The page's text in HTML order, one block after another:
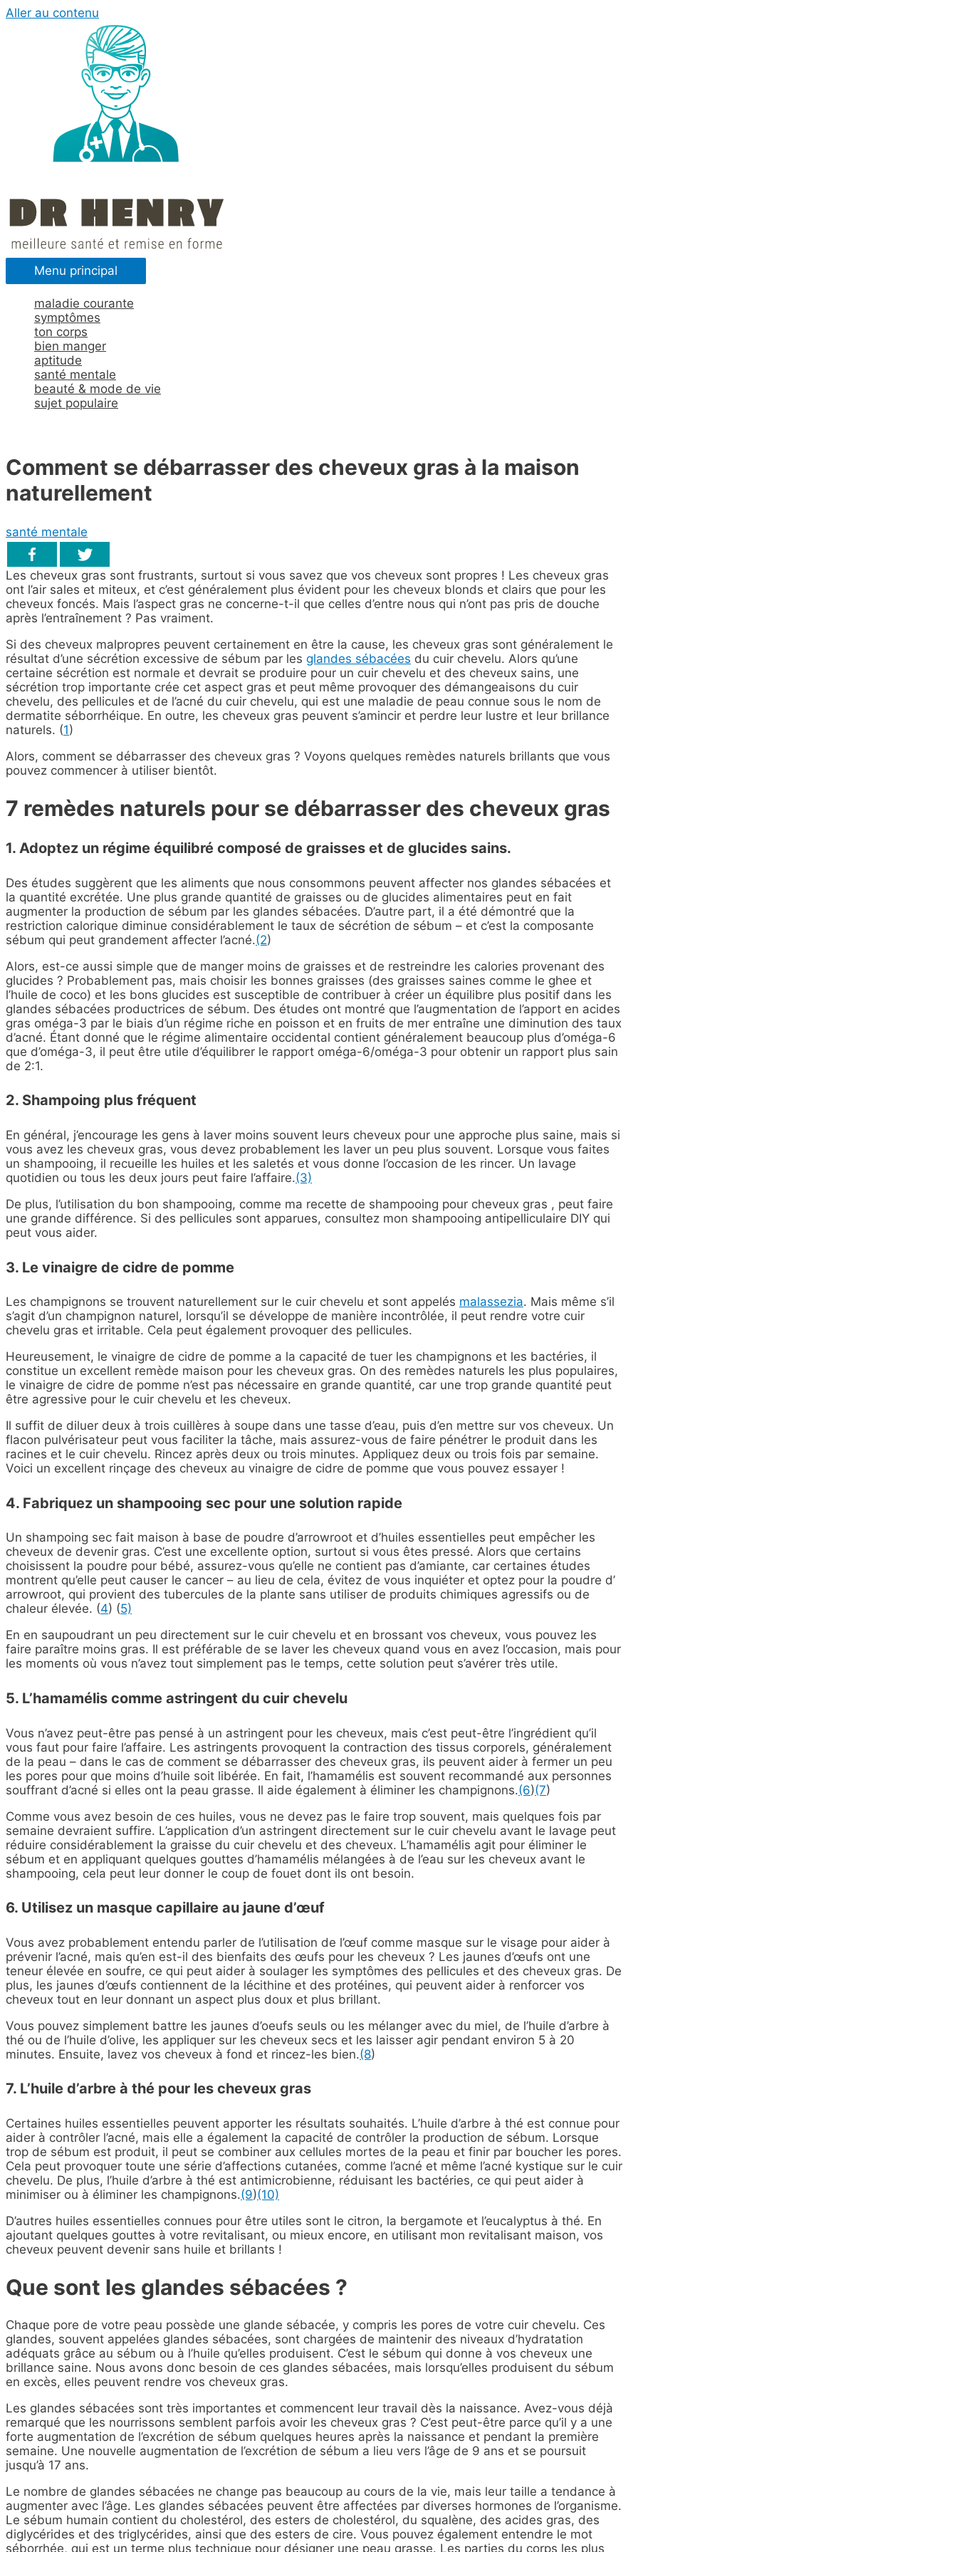
Aller au contenu
Menu principal
maladie courante
symptômes
ton corps
bien manger
aptitude
santé mentale
beauté & mode de vie
sujet populaire
Comment se débarrasser des cheveux gras à la maison
naturellement
santé mentale
Les cheveux gras sont frustrants, surtout si vous savez que vos cheveux sont propres ! Les cheveux gras
ont l’air sales et miteux, et c’est généralement plus évident pour les cheveux blonds et clairs que pour les
cheveux foncés. Mais l’aspect gras ne concerne-t-il que celles d’entre nous qui n’ont pas pris de douche
après l’entraînement ? Pas vraiment.
Si des cheveux malpropres peuvent certainement en être la cause, les cheveux gras sont généralement le
résultat d’une sécrétion excessive de sébum par les glandes sébacées du cuir chevelu. Alors qu’une
certaine sécrétion est normale et devrait se produire pour un cuir chevelu et des cheveux sains, une
sécrétion trop importante crée cet aspect gras et peut même provoquer des démangeaisons du cuir
chevelu, des pellicules et de l’acné du cuir chevelu, qui est une maladie de peau connue sous le nom de
dermatite séborrhéique. En outre, les cheveux gras peuvent s’amincir et perdre leur lustre et leur brillance
naturels. (1)
Alors, comment se débarrasser des cheveux gras ? Voyons quelques remèdes naturels brillants que vous
pouvez commencer à utiliser bientôt.
7 remèdes naturels pour se débarrasser des cheveux gras
1. Adoptez un régime équilibré composé de graisses et de glucides sains.
Des études suggèrent que les aliments que nous consommons peuvent affecter nos glandes sébacées et
la quantité excrétée. Une plus grande quantité de graisses ou de glucides alimentaires peut en fait
augmenter la production de sébum par les glandes sébacées. D’autre part, il a été démontré que la
restriction calorique diminue considérablement le taux de sécrétion de sébum – et c’est la composante
sébum qui peut grandement affecter l’acné.(2)
Alors, est-ce aussi simple que de manger moins de graisses et de restreindre les calories provenant des
glucides ? Probablement pas, mais choisir les bonnes graisses (des graisses saines comme le ghee et
l’huile de coco) et les bons glucides est susceptible de contribuer à créer un équilibre plus positif dans les
glandes sébacées productrices de sébum. Des études ont montré que l’augmentation de l’apport en acides
gras oméga-3 par le biais d’un régime riche en poisson et en fruits de mer entraîne une diminution des taux
d’acné. Étant donné que le régime alimentaire occidental contient généralement beaucoup plus d’oméga-6
que d’oméga-3, il peut être utile d’équilibrer le rapport oméga-6/oméga-3 pour obtenir un rapport plus sain
de 2:1.
2. Shampoing plus fréquent
En général, j’encourage les gens à laver moins souvent leurs cheveux pour une approche plus saine, mais si
vous avez les cheveux gras, vous devez probablement les laver un peu plus souvent. Lorsque vous faites
un shampooing, il recueille les huiles et les saletés et vous donne l’occasion de les rincer. Un lavage
quotidien ou tous les deux jours peut faire l’affaire.(3)
De plus, l’utilisation du bon shampooing, comme ma recette de shampooing pour cheveux gras , peut faire
une grande différence. Si des pellicules sont apparues, consultez mon shampooing antipelliculaire DIY qui
peut vous aider.
3. Le vinaigre de cidre de pomme
Les champignons se trouvent naturellement sur le cuir chevelu et sont appelés malassezia. Mais même s’il
s’agit d’un champignon naturel, lorsqu’il se développe de manière incontrôlée, il peut rendre votre cuir
chevelu gras et irritable. Cela peut également provoquer des pellicules.
Heureusement, le vinaigre de cidre de pomme a la capacité de tuer les champignons et les bactéries, il
constitue un excellent remède maison pour les cheveux gras. On des remèdes naturels les plus populaires,
le vinaigre de cidre de pomme n’est pas nécessaire en grande quantité, car une trop grande quantité peut
être agressive pour le cuir chevelu et les cheveux.
Il suffit de diluer deux à trois cuillères à soupe dans une tasse d’eau, puis d’en mettre sur vos cheveux. Un
flacon pulvérisateur peut vous faciliter la tâche, mais assurez-vous de faire pénétrer le produit dans les
racines et le cuir chevelu. Rincez après deux ou trois minutes. Appliquez deux ou trois fois par semaine.
Voici un excellent rinçage des cheveux au vinaigre de cidre de pomme que vous pouvez essayer !
4. Fabriquez un shampooing sec pour une solution rapide
Un shampoing sec fait maison à base de poudre d’arrowroot et d’huiles essentielles peut empêcher les
cheveux de devenir gras. C’est une excellente option, surtout si vous êtes pressé. Alors que certains
choisissent la poudre pour bébé, assurez-vous qu’elle ne contient pas d’amiante, car certaines études
montrent qu’elle peut causer le cancer – au lieu de cela, évitez de vous inquiéter et optez pour la poudre d’
arrowroot, qui provient des tubercules de la plante sans utiliser de produits chimiques agressifs ou de
chaleur élevée. (4) (5)
En en saupoudrant un peu directement sur le cuir chevelu et en brossant vos cheveux, vous pouvez les
faire paraître moins gras. Il est préférable de se laver les cheveux quand vous en avez l’occasion, mais pour
les moments où vous n’avez tout simplement pas le temps, cette solution peut s’avérer très utile.
5. L’hamamélis comme astringent du cuir chevelu
Vous n’avez peut-être pas pensé à un astringent pour les cheveux, mais c’est peut-être l’ingrédient qu’il
vous faut pour faire l’affaire. Les astringents provoquent la contraction des tissus corporels, généralement
de la peau – dans le cas de comment se débarrasser des cheveux gras, ils peuvent aider à fermer un peu
les pores pour que moins d’huile soit libérée. En fait, l’hamamélis est souvent recommandé aux personnes
souffrant d’acné si elles ont la peau grasse. Il aide également à éliminer les champignons.(6)(7)
Comme vous avez besoin de ces huiles, vous ne devez pas le faire trop souvent, mais quelques fois par
semaine devraient suffire. L’application d’un astringent directement sur le cuir chevelu avant le lavage peut
réduire considérablement la graisse du cuir chevelu et des cheveux. L’hamamélis agit pour éliminer le
sébum et en appliquant quelques gouttes d’hamamélis mélangées à de l’eau sur les cheveux avant le
shampooing, cela peut leur donner le coup de fouet dont ils ont besoin.
6. Utilisez un masque capillaire au jaune d’œuf
Vous avez probablement entendu parler de l’utilisation de l’œuf comme masque sur le visage pour aider à
prévenir l’acné, mais qu’en est-il des bienfaits des œufs pour les cheveux ? Les jaunes d’œufs ont une
teneur élevée en soufre, ce qui peut aider à soulager les symptômes des pellicules et des cheveux gras. De
plus, les jaunes d’œufs contiennent de la lécithine et des protéines, qui peuvent aider à renforcer vos
cheveux tout en leur donnant un aspect plus doux et plus brillant.
Vous pouvez simplement battre les jaunes d’oeufs seuls ou les mélanger avec du miel, de l’huile d’arbre à
thé ou de l’huile d’olive, les appliquer sur les cheveux secs et les laisser agir pendant environ 5 à 20
minutes. Ensuite, lavez vos cheveux à fond et rincez-les bien.(8)
7. L’huile d’arbre à thé pour les cheveux gras
Certaines huiles essentielles peuvent apporter les résultats souhaités. L’huile d’arbre à thé est connue pour
aider à contrôler l’acné, mais elle a également la capacité de contrôler la production de sébum. Lorsque
trop de sébum est produit, il peut se combiner aux cellules mortes de la peau et finir par boucher les pores.
Cela peut provoquer toute une série d’affections cutanées, comme l’acné et même l’acné kystique sur le cuir
chevelu. De plus, l’huile d’arbre à thé est antimicrobienne, réduisant les bactéries, ce qui peut aider à
minimiser ou à éliminer les champignons.(9)(10)
D’autres huiles essentielles connues pour être utiles sont le citron, la bergamote et l’eucalyptus à thé. En
ajoutant quelques gouttes à votre revitalisant, ou mieux encore, en utilisant mon revitalisant maison, vos
cheveux peuvent devenir sans huile et brillants !
Que sont les glandes sébacées ?
Chaque pore de votre peau possède une glande sébacée, y compris les pores de votre cuir chevelu. Ces
glandes, souvent appelées glandes sébacées, sont chargées de maintenir des niveaux d’hydratation
adéquats grâce au sébum ou à l’huile qu’elles produisent. C’est le sébum qui donne à vos cheveux une
brillance saine. Nous avons donc besoin de ces glandes sébacées, mais lorsqu’elles produisent du sébum
en excès, elles peuvent rendre vos cheveux gras.
Les glandes sébacées sont très importantes et commencent leur travail dès la naissance. Avez-vous déjà
remarqué que les nourrissons semblent parfois avoir les cheveux gras ? C’est peut-être parce qu’il y a une
forte augmentation de l’excrétion de sébum quelques heures après la naissance et pendant la première
semaine. Une nouvelle augmentation de l’excrétion de sébum a lieu vers l’âge de 9 ans et se poursuit
jusqu’à 17 ans.
Le nombre de glandes sébacées ne change pas beaucoup au cours de la vie, mais leur taille a tendance à
augmenter avec l’âge. Les glandes sébacées peuvent être affectées par diverses hormones de l’organisme.
Le sébum humain contient du cholestérol, des esters de cholestérol, du squalène, des acides gras, des
diglycérides et des triglycérides, ainsi que des esters de cire. Vous pouvez également entendre le mot
séborrhée, qui est un terme plus technique pour désigner une peau grasse. Les parties du corps les plus